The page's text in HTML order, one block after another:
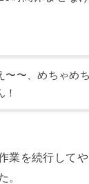
〜〜、めちゃめ
！
業を続行して
。